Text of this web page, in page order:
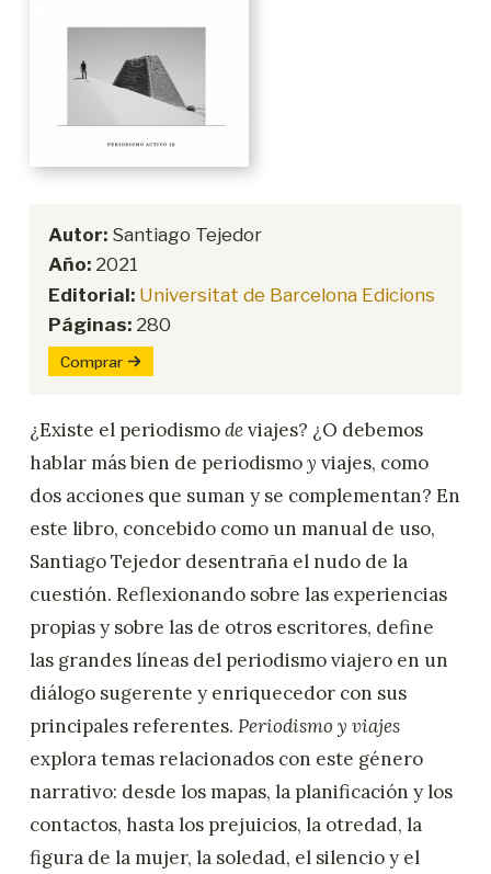
Autor:Santiago Tejedor
Año:2021
Editorial: Universitat de Barcelona Edicions
Páginas:280
Comprar
¿Existe el periodismodeviajes? ¿O debemos
hablar más bien de periodismoy viajes, como
dos acciones que suman y se complementan? En
este libro, concebido como un manual de uso,
Santiago Tejedor desentraña el nudo de la
cuestión. Reflexionando sobre las experiencias
propias y sobre las de otros escritores, define
las grandes líneas del periodismo viajero en un
diálogo sugerente y enriquecedor con sus
principales referentes. Periodismo y viajes
explora temas relacionados con este género
narrativo: desde los mapas, la planificación y los
contactos, hasta los prejuicios, la otredad, la
figura de la mujer, la soledad, el silencio y el